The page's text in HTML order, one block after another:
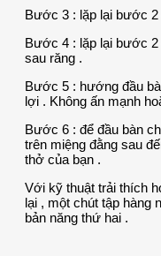
Bước 3 : lặp lại bước
Bước 4 : lặp lại bước
sau răng .
Bước 5 : hướng đầu
lợi . Không ấn mạnh
Bước 6 : để đầu bàn
trên miệng đằng sau
thở của bạn .
Với kỹ thuật trải thích
lại , một chút tập hàng
bản năng thứ hai .